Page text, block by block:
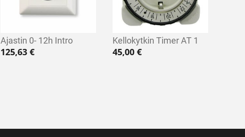
Ajastin 0- 12h Intro
125,63€
Kellokytkin Timer AT 1
45,00€